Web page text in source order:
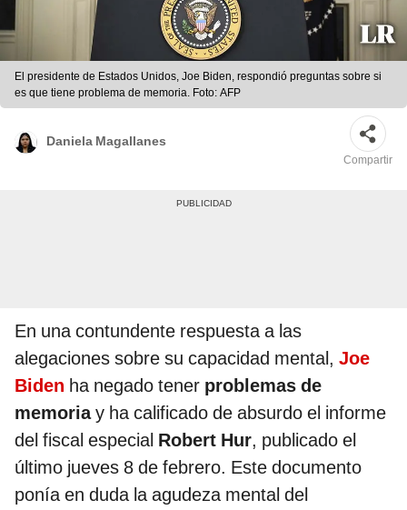
El presidente de Estados Unidos, Joe Biden, respondió preguntas sobre si
es que tiene problema de memoria. Foto: AFP
Daniela Magallanes
Compartir
En una contundente respuesta a las
alegaciones sobre su capacidad mental, Joe
Biden ha negado tener problemas de
memoriay ha calificado de absurdo el informe
del fiscal especial Robert Hur, publicado el
último jueves 8 de febrero. Este documento
ponía en duda la agudeza mental del